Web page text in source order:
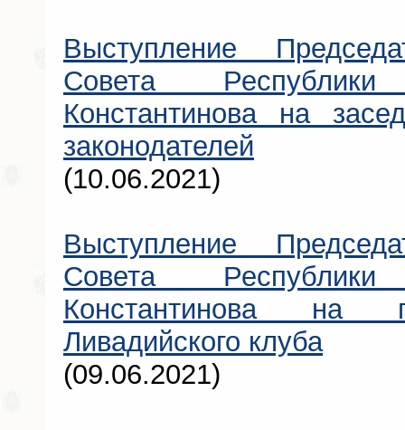
Выступление
Совета
Константинова на
законодателей
(10.06.2021)
Выступление
Совета
Константинова на
Ливадийского клуба
(09.06.2021)